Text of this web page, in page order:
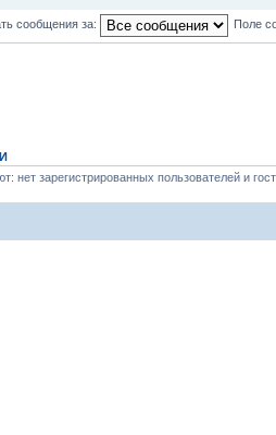
сообщения за: Поле
нет зарегистрированных пользователей и